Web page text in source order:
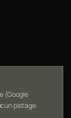
(Google
pistage